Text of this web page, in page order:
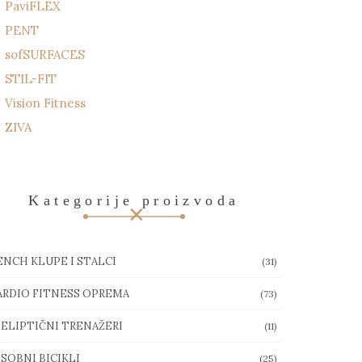
PaviFLEX
PENT
sofSURFACES
STIL-FIT
Vision Fitness
ZIVA
Kategorije proizvoda
KLUPE I STALCI (31)
FITNESS OPREMA (73)
ELIPTIČNI TRENAŽERI (11)
SOBNI BICIKLI (25)